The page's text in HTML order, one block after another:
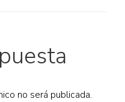
no será publicada.